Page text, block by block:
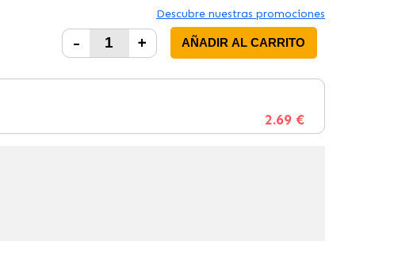
Descubre nuestras promociones
- + AÑADIR AL CARRITO
2.69 €